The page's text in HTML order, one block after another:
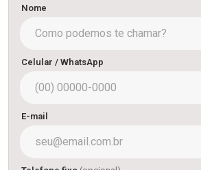
Nome
Celular / WhatsApp
E-mail